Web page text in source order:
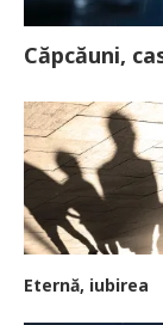
Căpcăuni,
Eternă, iubirea